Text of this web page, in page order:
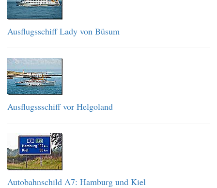
Ausflugsschiff Lady von Büsum
Ausflugssschiff vor Helgoland
Autobahnschild A7: Hamburg und Kiel